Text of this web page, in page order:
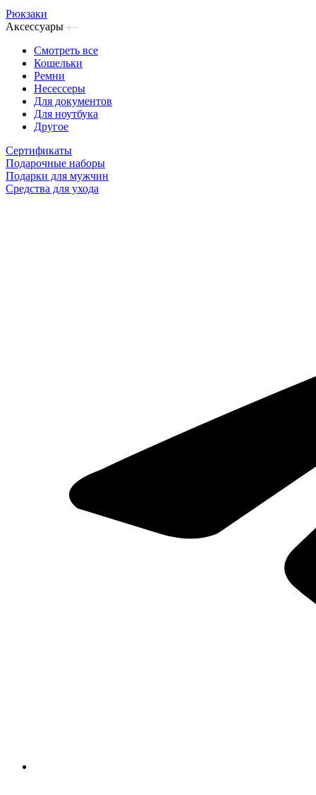
Рюкзаки
Аксессуары
Смотреть все
Кошельки
Ремни
Несессеры
Для документов
Для ноутбука
Другое
Сертификаты
Подарочные наборы
Подарки для мужчин
Средства для ухода